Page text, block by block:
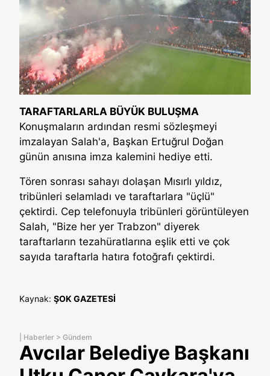
TARAFTARLARLA BÜYÜK BULUŞMA
Konuşmaların ardından resmi sözleşmeyi
imzalayan Salah'a, Başkan Ertuğrul Doğan
günün anısına imza kalemini hediye etti.
Tören sonrası sahayı dolaşan Mısırlı yıldız,
tribünleri selamladı ve taraftarlara "üçlü"
çektirdi. Cep telefonuyla tribünleri görüntüleyen
Salah, "Bize her yer Trabzon" diyerek
taraftarların tezahüratlarına eşlik etti ve çok
sayıda taraftarla hatıra fotoğrafı çektirdi.
Kaynak: ŞOK GAZETESİ
Haberler > Gündem
Avcılar Belediye Başkanı